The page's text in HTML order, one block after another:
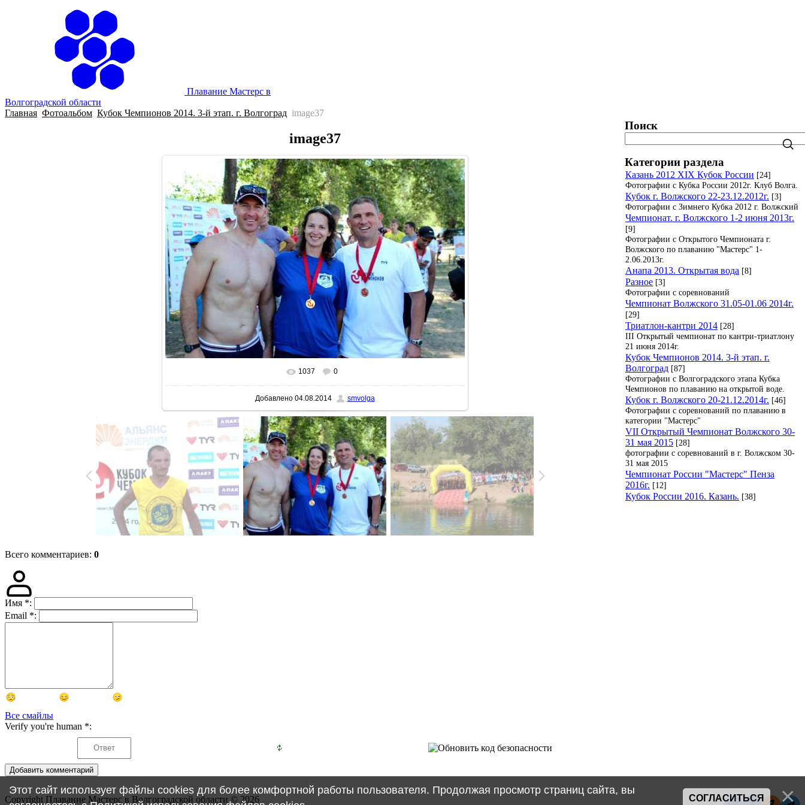
Плавание Мастерс в
Волгоградской области
Главная Фотоальбом Кубок Чемпионов 2014. 3-й этап. г. Волгоград image37
image37
В реальном размере 640x427
1037 0
Добавлено04.08.2014 smvolga
Всего комментариев: 0
Имя *:
Email *:
Все смайлы
Verify you're human *:
Добавить комментарий
Поиск
Категории раздела
Казань 2012 XIX Кубок России [24]
Фотографии с Кубка России 2012г. Клуб Волга.
Кубок г. Волжского 22-23.12.2012г. [3]
Фотографии с Зимнего Кубка 2012 г. Волжский
Чемпионат. г. Волжского 1-2 июня 2013г.
[9]
Фотографии с Открытого Чемпионата г.
Волжского по плаванию "Мастерс" 1-
2.06.2013г.
Анапа 2013. Открытая вода [8]
Разное [3]
Фотографии с соревнований
Чемпионат Волжского 31.05-01.06 2014г.
[29]
Триатлон-кантри 2014 [28]
III Открытый чемпионат по кантри-триатлону
21 июня 2014г.
Кубок Чемпионов 2014. 3-й этап. г.
Волгоград [87]
Фотографии с Волгоградского этапа Кубка
Чемпионов по плаванию на открытой воде.
Кубок г. Волжского 20-21.12.2014г. [46]
Фотографии с соревнований по плаванию в
категории "Мастерс"
VII Открытый Чемпионат Волжского 30-
31 мая 2015 [28]
фотографии с соревнований в г. Волжском 30-
31 мая 2015
Чемпионат России "Мастерс" Пенза
2016г. [12]
Кубок России 2016. Казань. [38]
Copyright Плавание Мастерс в Волгоградской области © 2026
Этот сайт использует файлы cookies для более комфортной работы пользователя. Продолжая просмотр страниц сайта, вы
СОГЛАСИТЬСЯ